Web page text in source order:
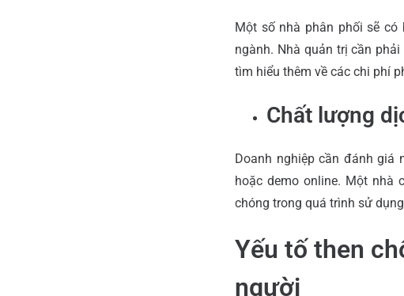
Một số nhà phân phối sẽ có
ngành. Nhà quản trị cần
tìm hiểu thêm về các chi phí
Chất lượng
Doanh nghiệp cần đánh giá
hoặc demo online. Một nhà
chóng trong quá trình sử
Yếu tố then
người